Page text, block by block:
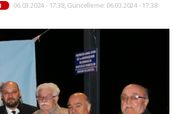
06.03.2024 - 17:38, Güncelleme: 06.03.2024 - 17:38